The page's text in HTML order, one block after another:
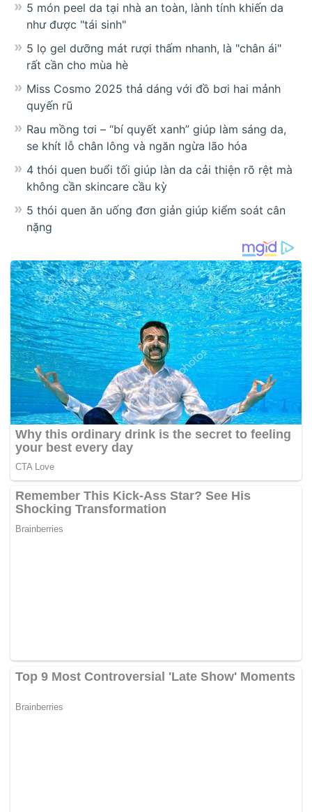
5 món peel da tại nhà an toàn, lành tính khiến da
như được "tái sinh"
5 lọ gel dưỡng mát rượi thấm nhanh, là "chân ái"
rất cần cho mùa hè
Miss Cosmo 2025 thả dáng với đồ bơi hai mảnh
quyến rũ
Rau mồng tơi – “bí quyết xanh” giúp làm sáng da,
se khít lỗ chân lông và ngăn ngừa lão hóa
4 thói quen buổi tối giúp làn da cải thiện rõ rệt mà
không cần skincare cầu kỳ
5 thói quen ăn uống đơn giản giúp kiểm soát cân
nặng